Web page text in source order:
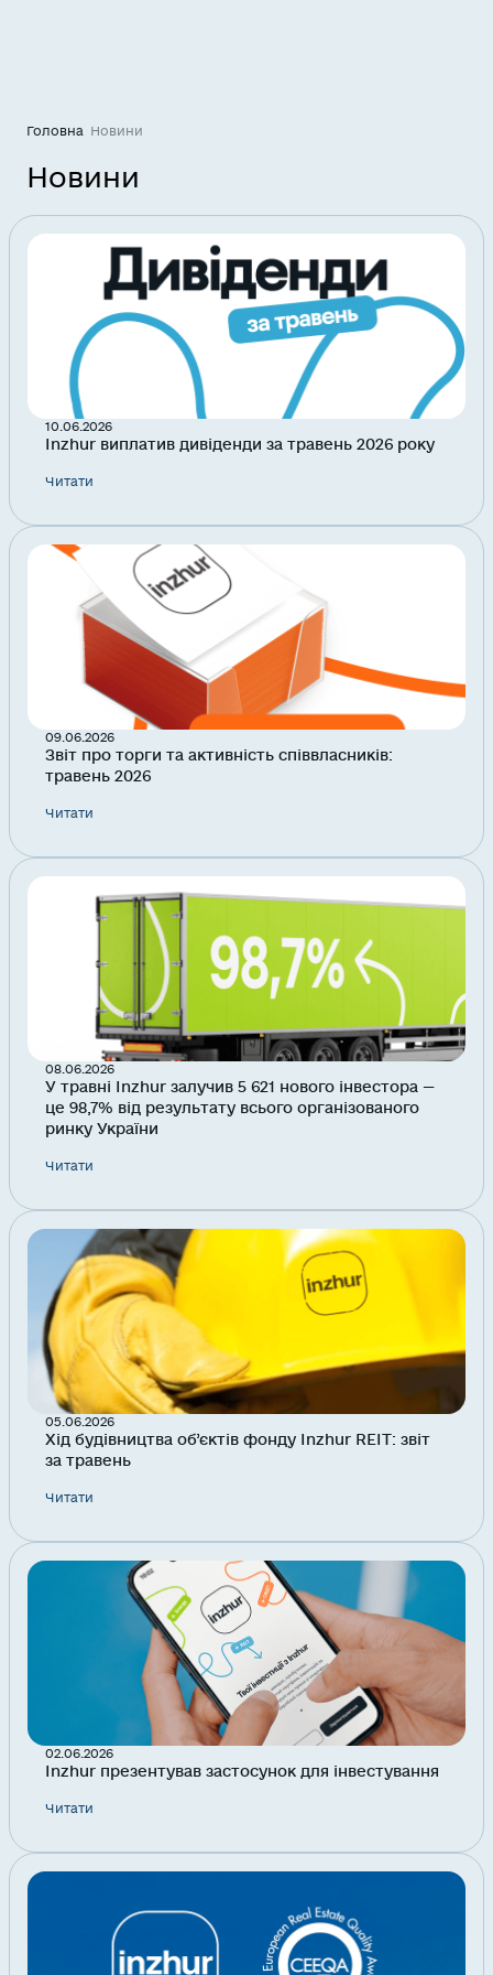
Головна Новини
Новини
10.06.2026
Inzhur виплатив дивіденди за травень 2026 року
Читати
09.06.2026
Звіт про торги та активність співвласників:
травень 2026
Читати
08.06.2026
У травні Inzhur залучив 5 621 нового інвестора —
це 98,7% від результату всього організованого
ринку України
Читати
05.06.2026
Хід будівництва об’єктів фонду Inzhur REIT: звіт
за травень
Читати
02.06.2026
Inzhur презентував застосунок для інвестування
Читати